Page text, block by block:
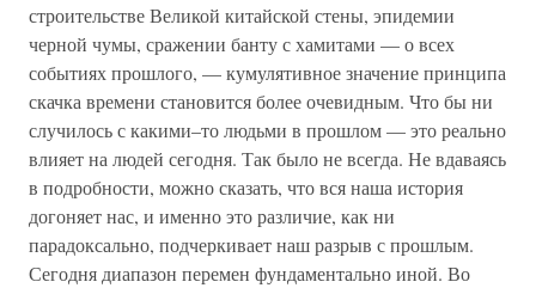
строительстве Великой китайской стены, эпидемии
черной чумы, сражении банту с хамитами — о всех
событиях прошлого, — кумулятивное значение принципа
скачка времени становится более очевидным. Что бы ни
случилось с какими–то людьми в прошлом — это реально
влияет на людей сегодня. Так было не всегда. Не вдаваясь
в подробности, можно сказать, что вся наша история
догоняет нас, и именно это различие, как ни
парадоксально, подчеркивает наш разрыв с прошлым.
Сегодня диапазон перемен фундаментально иной. Во